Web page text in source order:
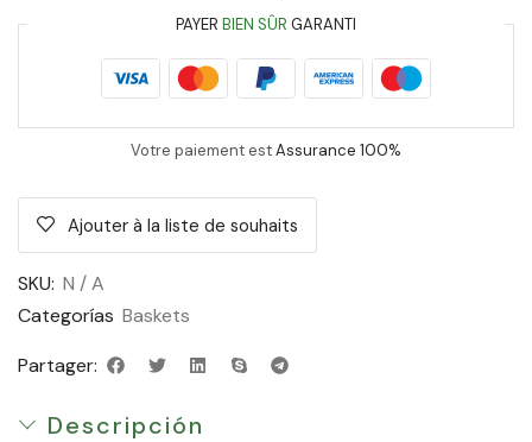
PAYER BIEN SÛR GARANTI
Votre paiement estAssurance 100%
Ajouter à la liste de souhaits
SKU: N / A
Categorías Baskets
Partager:
Descripción